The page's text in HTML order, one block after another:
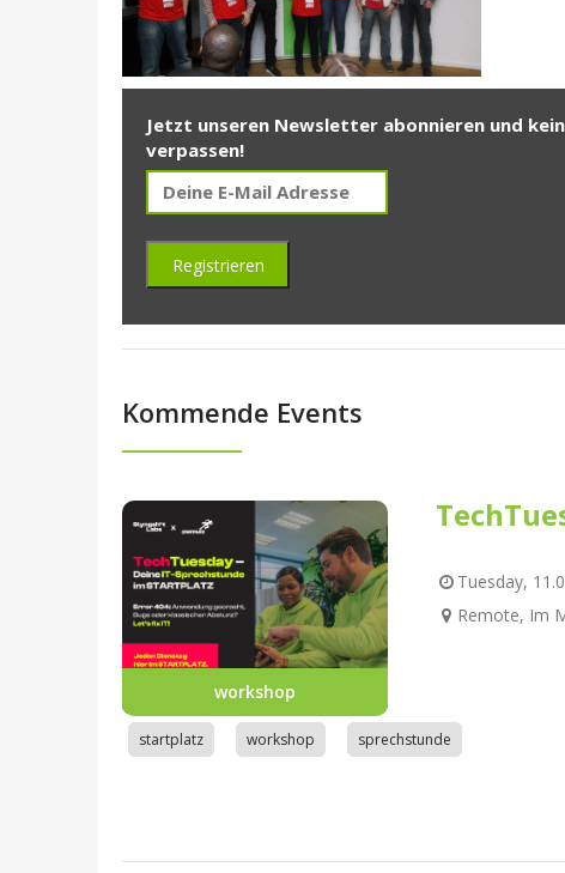
Jetzt unseren Newsletter abonnieren und
verpassen!
Kommende Events
workshop
Tuesday,
Remote, Im
startplatz workshop sprechstunde